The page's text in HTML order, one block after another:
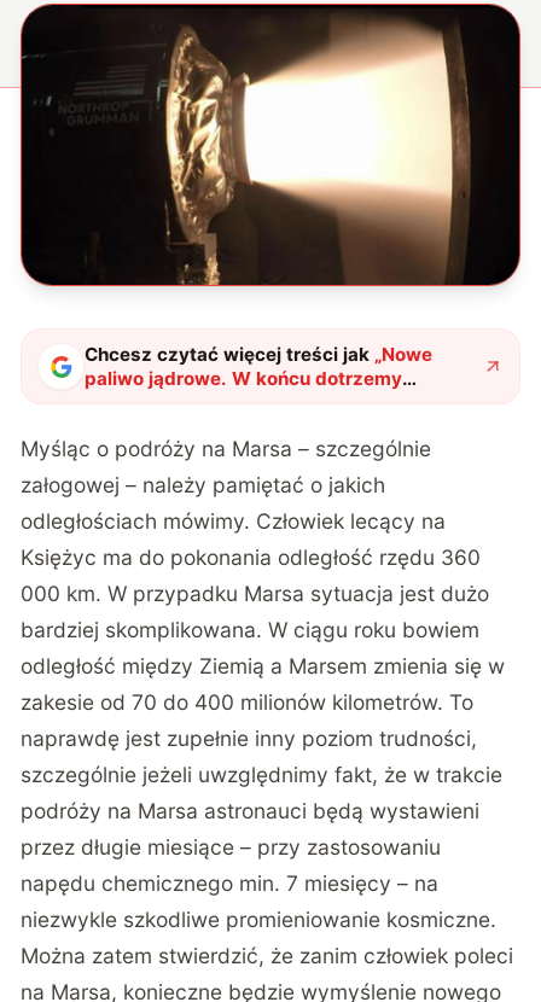
Chcesz czytać więcej treści jak „Nowe
paliwo jądrowe. W końcu dotrzemy
wszędzie i szybko"?
Myśląc o podróży na Marsa – szczególnie
załogowej – należy pamiętać o jakich
odległościach mówimy. Człowiek lecący na
Księżyc ma do pokonania odległość rzędu 360
000 km. W przypadku Marsa sytuacja jest dużo
bardziej skomplikowana. W ciągu roku bowiem
odległość między Ziemią a Marsem zmienia się w
zakesie od 70 do 400 milionów kilometrów. To
naprawdę jest zupełnie inny poziom trudności,
szczególnie jeżeli uwzględnimy fakt, że w trakcie
podróży na Marsa astronauci będą wystawieni
przez długie miesiące – przy zastosowaniu
napędu chemicznego min. 7 miesięcy – na
niezwykle szkodliwe promieniowanie kosmiczne.
Można zatem stwierdzić, że zanim człowiek poleci
na Marsa, konieczne będzie wymyślenie nowego